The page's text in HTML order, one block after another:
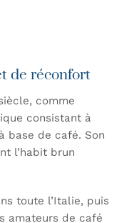
de réconfort
comme
consistant à
base de café. Son
l’habit brun
toute l’Italie, puis
amateurs de café